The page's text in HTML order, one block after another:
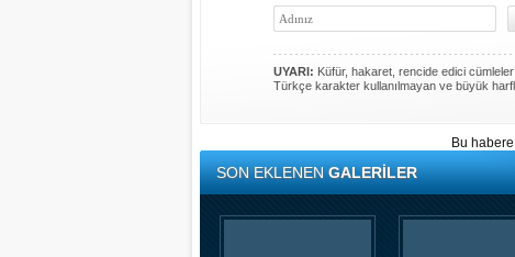
UYARI: Küfür, hakaret, rencide edici cümleler
Türkçe karakter kullanılmayan ve büyük
Bu
SON EKLENENGALERİLER